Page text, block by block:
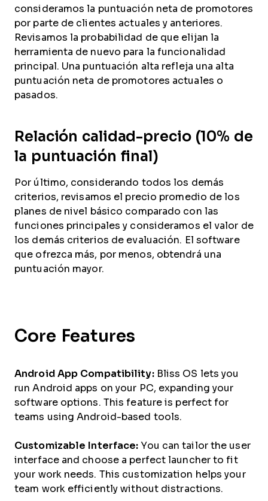
consideramos la puntuación neta de promotores
por parte de clientes actuales y anteriores.
Revisamos la probabilidad de que elijan la
herramienta de nuevo para la funcionalidad
principal. Una puntuación alta refleja una alta
puntuación neta de promotores actuales o
pasados.
Relación calidad-precio (10% de
la puntuación final)
Por último, considerando todos los demás
criterios, revisamos el precio promedio de los
planes de nivel básico comparado con las
funciones principales y consideramos el valor de
los demás criterios de evaluación. El software
que ofrezca más, por menos, obtendrá una
puntuación mayor.
Core Features
Android App Compatibility:Bliss OS lets you
run Android apps on your PC, expanding your
software options. This feature is perfect for
teams using Android-based tools.
Customizable Interface: You can tailor the user
interface and choose a perfect launcher to fit
your work needs. This customization helps your
team work efficiently without distractions.